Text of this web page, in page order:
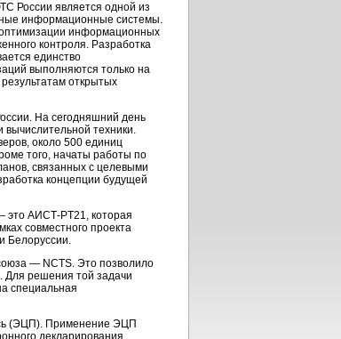
России является одной из
информационные системы.
информационных
контроля. Разработка
единство
выполняются только на
открытых
На сегодняшний день
техники.
около 500 единиц
того, начаты работы по
связанных с целевыми
концепции будущей
это AИСТ-РT21, которая
совместного проекта
Белоруссии.
— NCTS. Это позволило
Для решения той задачи
специальная
(ЭЦП). Применение ЭЦП
декларирования